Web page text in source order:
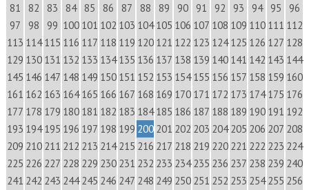
81
82 83 84 85 86 87 88 89 90 91 92 93 94 95
96
97
98 99 100 101 102 103 104 105 106 107 108 109 110 111 112
113 114 115 116 117 118 119 120 121 122 123 124 125 126 127 128
129 130 131 132 133 134 135 136 137 138 139 140 141 142 143 144
145 146 147 148 149 150 151 152 153 154 155 156 157 158 159 160
161 162 163 164 165 166 167 168 169 170 171 172 173 174 175 176
177 178 179 180 181 182 183 184 185 186 187 188 189 190 191 192
193 194 195 196 197 198 199 200 201 202 203 204 205 206 207 208
209 210 211 212 213 214 215 216 217 218 219 220 221 222 223 224
225 226 227 228 229 230 231 232 233 234 235 236 237 238 239 240
241 242 243 244 245 246 247 248 249 250 251 252 253 254 255 256